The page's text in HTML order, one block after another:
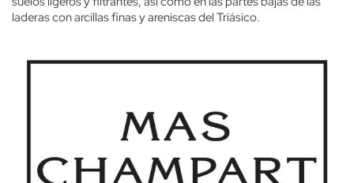
laderas con arcillas finas y areniscas del Triásico.